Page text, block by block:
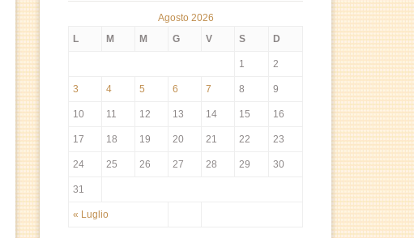
Agosto 2026
L
M M G V S D
« Luglio
1 2
3 4 5 6 7 8 9
10 11 12 13 14 15 16
17 18 19 20 21 22 23
24 25 26 27 28 29 30
31